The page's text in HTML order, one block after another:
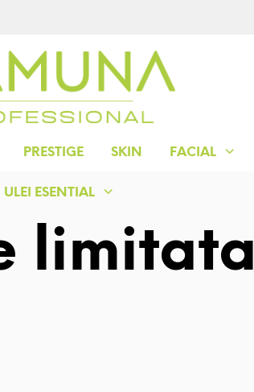
MAGAZIN YAMUNA
PRESTIGE SKIN FACIAL
ULEI ESENTIAL
limitata